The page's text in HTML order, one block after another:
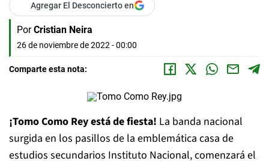
Agregar El Desconcierto en
Por Cristian Neira
26 de noviembre de 2022 - 00:00
Comparte esta nota:
¡Tomo Como Rey está de fiesta! La banda nacional
surgida en los pasillos de la emblemática casa de
estudios secundarios Instituto Nacional, comenzará el